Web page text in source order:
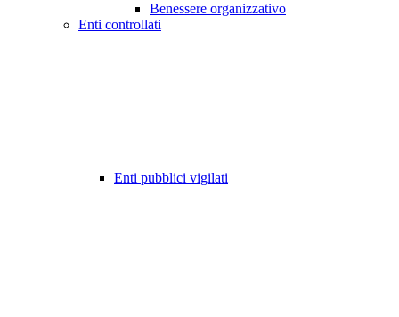
Benessere organizzativo
Enti controllati
Enti pubblici vigilati